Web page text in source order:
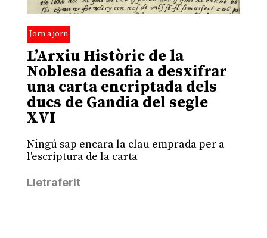
Jorn a jorn
L’Arxiu Històric de la
Noblesa desafia a desxifrar
una carta encriptada dels
ducs de Gandia del segle
XVI
Ningú sap encara la clau emprada per a
l'escriptura de la carta
Lletraferit